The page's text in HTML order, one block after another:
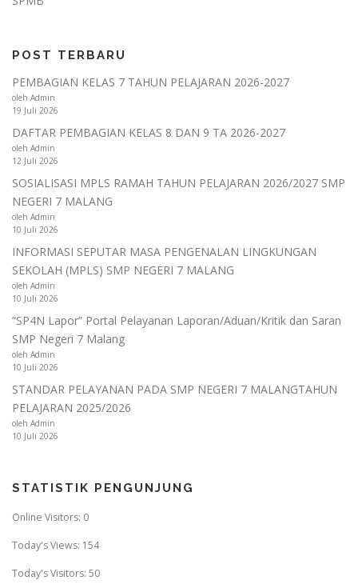
POST TERBARU
PEMBAGIAN KELAS 7 TAHUN PELAJARAN 2026-2027
oleh Admin
19 Juli 2026
DAFTAR PEMBAGIAN KELAS 8 DAN 9 TA 2026-2027
oleh Admin
12 Juli 2026
SOSIALISASI MPLS RAMAH TAHUN PELAJARAN 2026/2027 SMP
NEGERI 7 MALANG
oleh Admin
10 Juli 2026
INFORMASI SEPUTAR MASA PENGENALAN LINGKUNGAN
SEKOLAH (MPLS) SMP NEGERI 7 MALANG
oleh Admin
10 Juli 2026
“SP4N Lapor” Portal Pelayanan Laporan/Aduan/Kritik dan Saran
SMP Negeri 7 Malang
oleh Admin
10 Juli 2026
STANDAR PELAYANAN PADA SMP NEGERI 7 MALANGTAHUN
PELAJARAN 2025/2026
oleh Admin
10 Juli 2026
STATISTIK PENGUNJUNG
Online Visitors: 0
Today's Views: 154
Today's Visitors: 50